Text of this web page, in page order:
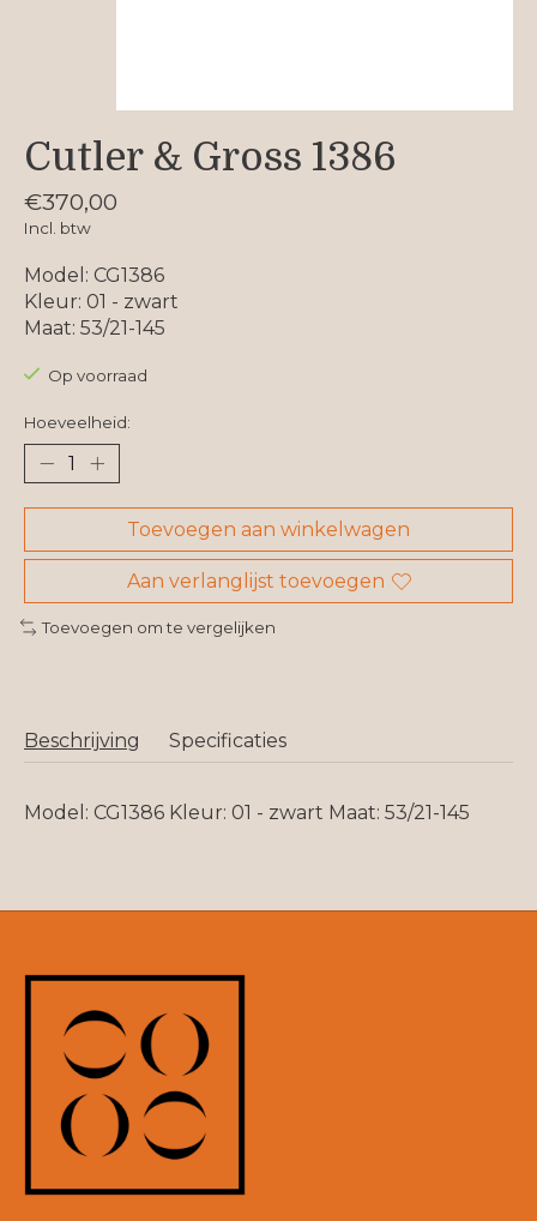
Cutler & Gross 1386
€370,00
Incl. btw
Model: CG1386
Kleur: 01 - zwart
Maat: 53/21-145
Op voorraad
Hoeveelheid:
Toevoegen aan winkelwagen
Aan verlanglijst toevoegen
Toevoegen om te vergelijken
Beschrijving Specificaties
Model: CG1386 Kleur: 01 - zwart Maat: 53/21-145